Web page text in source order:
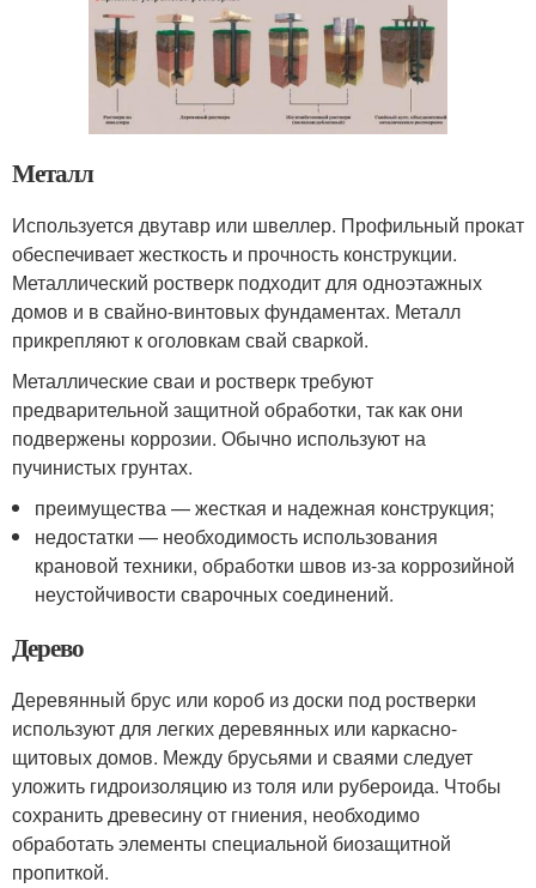
Металл
Используется двутавр или швеллер. Профильный прокат
обеспечивает жесткость и прочность конструкции.
Металлический ростверк подходит для одноэтажных
домов и в свайно-винтовых фундаментах. Металл
прикрепляют к оголовкам свай сваркой.
Металлические сваи и ростверк требуют
предварительной защитной обработки, так как они
подвержены коррозии. Обычно используют на
пучинистых грунтах.
преимущества — жесткая и надежная конструкция;
недостатки — необходимость использования
крановой техники, обработки швов из-за коррозийной
неустойчивости сварочных соединений.
Дерево
Деревянный брус или короб из доски под ростверки
используют для легких деревянных или каркасно-
щитовых домов. Между брусьями и сваями следует
уложить гидроизоляцию из толя или рубероида. Чтобы
сохранить древесину от гниения, необходимо
обработать элементы специальной биозащитной
пропиткой.